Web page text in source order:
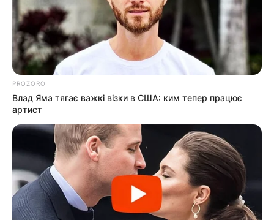
PROZORO
Влад Яма тягає важкі візки в США: ким тепер працює
артист